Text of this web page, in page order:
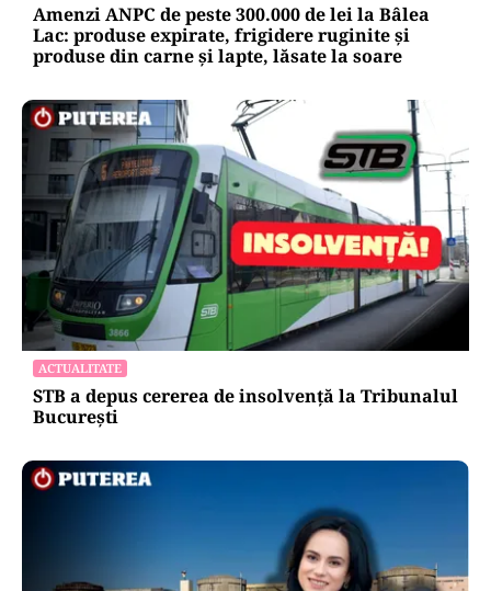
Amenzi ANPC de peste 300.000 de lei la Bâlea
Lac: produse expirate, frigidere ruginite și
produse din carne și lapte, lăsate la soare
ACTUALITATE
STB a depus cererea de insolvență la Tribunalul
București